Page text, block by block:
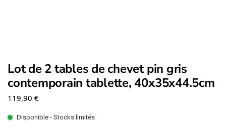
Lot de 2 tables de chevet pin gris
contemporain tablette, 40x35x44.5cm
119,90 €
Disponible - Stocks limités